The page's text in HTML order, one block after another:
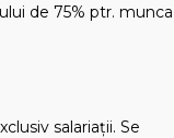
de 75% ptr. munca
salariații. Se